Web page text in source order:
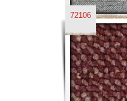
72106